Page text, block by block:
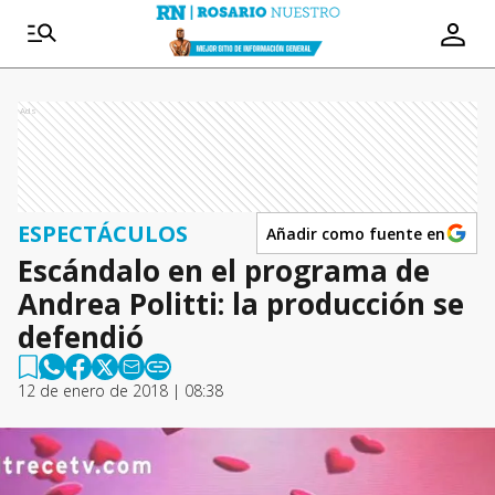
Ads
ESPECTÁCULOS Añadir como fuente en
Escándalo en el programa de
Andrea Politti: la producción se
defendió
12 de enero de 2018 | 08:38